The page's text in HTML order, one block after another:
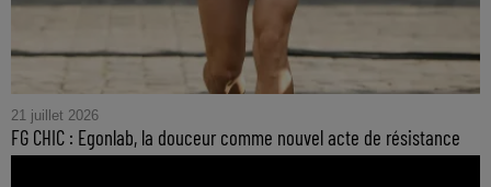
21 juillet 2026
FG CHIC : Egonlab, la douceur comme nouvel acte de résistance